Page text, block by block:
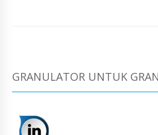
GRANULATOR UNTUK